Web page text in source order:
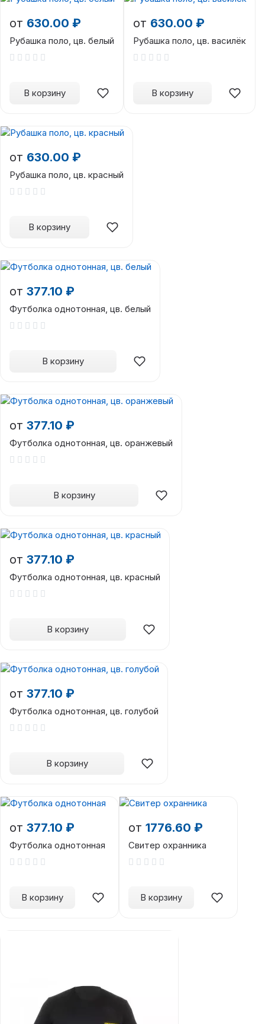
от 630.00 ₽
Рубашка поло, цв. белый
В корзину
от 630.00 ₽
Рубашка поло, цв. василёк
В корзину
от 630.00 ₽
Рубашка поло, цв. красный
В корзину
от 377.10 ₽
Футболка однотонная, цв. белый
В корзину
от 377.10 ₽
Футболка однотонная, цв. оранжевый
В корзину
от 377.10 ₽
Футболка однотонная, цв. красный
В корзину
от 377.10 ₽
Футболка однотонная, цв. голубой
В корзину
от 377.10 ₽
Футболка однотонная
В корзину
от 1776.60 ₽
Свитер охранника
В корзину